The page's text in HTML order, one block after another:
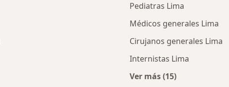
Pediatras Lima
Médicos generales Lima
Cirujanos generales Lima
Internistas Lima
Ver más (15)